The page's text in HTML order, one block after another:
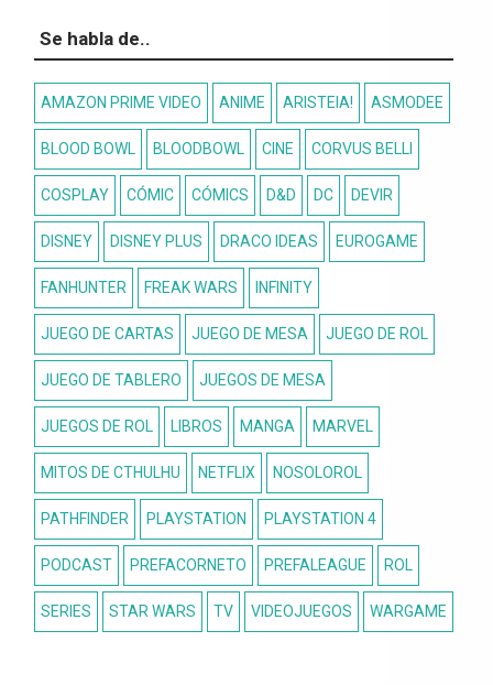
Se habla de..
AMAZON PRIME VIDEO ANIME ARISTEIA! ASMODEE
BLOOD BOWL BLOODBOWL CINE CORVUS BELLI
COSPLAY CÓMIC CÓMICS D&D DC DEVIR
DISNEY DISNEY PLUS DRACO IDEAS EUROGAME
FANHUNTER FREAK WARS INFINITY
JUEGO DE CARTAS JUEGO DE MESA JUEGO DE ROL
JUEGO DE TABLERO JUEGOS DE MESA
JUEGOS DE ROL LIBROS MANGA MARVEL
MITOS DE CTHULHU NETFLIX NOSOLOROL
PATHFINDER PLAYSTATION PLAYSTATION 4
PODCAST PREFACORNETO PREFALEAGUE ROL
SERIES STAR WARS TV VIDEOJUEGOS WARGAME